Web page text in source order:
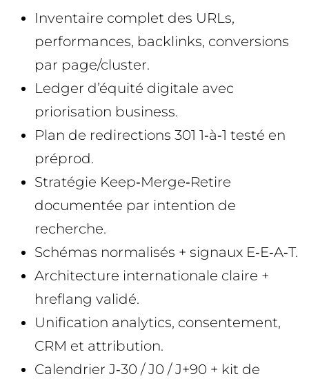
Inventaire complet des URLs,
performances, backlinks, conversions
par page/cluster.
Ledger d’équité digitale avec
priorisation business.
Plan de redirections 301 1‑à‑1 testé en
préprod.
Stratégie Keep‑Merge‑Retire
documentée par intention de
recherche.
Schémas normalisés + signaux E‑E‑A‑T.
Architecture internationale claire +
hreflang validé.
Unification analytics, consentement,
CRM et attribution.
Calendrier J‑30 / J0 / J+90 + kit de